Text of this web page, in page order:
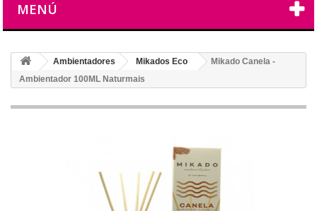
MENÚ
Ambientadores Mikados Eco
Mikado Canela -
Ambientador 100ML Naturmais